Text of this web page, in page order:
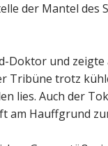
der Mantel des
Doktor und
Tribüne trotz
lies. Auch der
am Hauffgrund